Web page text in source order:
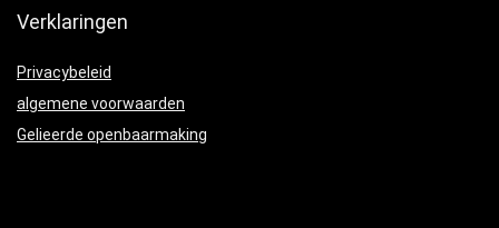
Verklaringen
Privacybeleid
algemene voorwaarden
Gelieerde openbaarmaking